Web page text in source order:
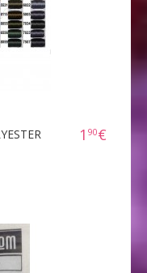
1 90€